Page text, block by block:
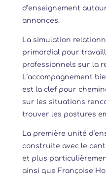
d’enseignement
annonces.
La simulation
primordial pour
professionnels sur la
L’accompagnement
est la clef pour
sur les situations
trouver les postures
La première unité
construite avec le
et plus
ainsi que Françoise